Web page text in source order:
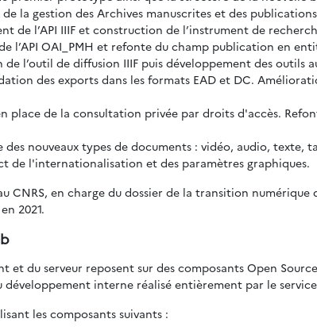
la gestion des Archives manuscrites et des
de l’API IIIF et construction de l’instrument de
l’API OAI_PMH et refonte du champ publication en
l’outil de diffusion IIIF puis développement des outils
des exports dans les formats EAD et DC.
place de la consultation privée par droits d'accès.
des nouveaux types de documents : vidéo, audio,
de l'internationalisation et des paramètres graphiques.
CNRS, en charge du dossier de la transition
2021.
et du serveur reposent sur des composants Open
développement interne réalisé entièrement par le
les composants suivants :